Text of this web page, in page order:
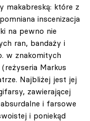
makabreską: które z
inscenizacja
na pewno nie
ran, bandaży i
w znakomitych
Markus
Najbliżej jest jej
zawierającej
i farsowe
i poniekąd